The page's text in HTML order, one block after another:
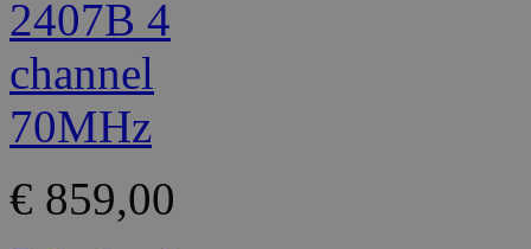
€ 859,00